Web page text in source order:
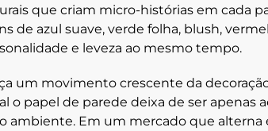
que criam micro-histórias em cada
de azul suave, verde folha, blush,
e leveza ao mesmo tempo.
um movimento crescente da
o papel de parede deixa de ser apenas
ambiente. Em um mercado que